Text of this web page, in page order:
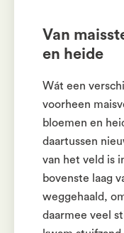
Van
en heide
Wát een
voorheen
bloemen en
daartussen
van het veld is
bovenste laag
weggehaald,
daarmee veel